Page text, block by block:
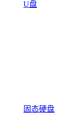
U盘
固态硬盘